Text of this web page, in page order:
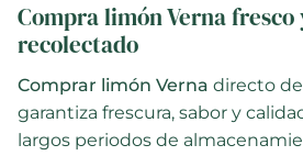
Compra limón Verna
recolectado
Comprar limón Verna directo
garantiza frescura, sabor y
largos periodos de